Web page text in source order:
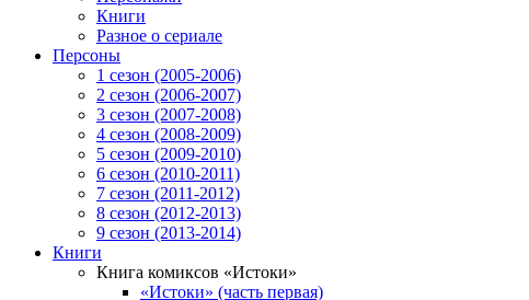
Книги
Разное о сериале
Персоны
1 сезон (2005-2006)
2 сезон (2006-2007)
3 сезон (2007-2008)
4 сезон (2008-2009)
5 сезон (2009-2010)
6 сезон (2010-2011)
7 сезон (2011-2012)
8 сезон (2012-2013)
9 сезон (2013-2014)
Книги
Книга комиксов «Истоки»
«Истоки» (часть первая)